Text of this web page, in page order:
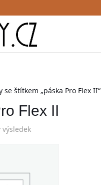
se štítkem „páska Pro Flex II“
Flex II